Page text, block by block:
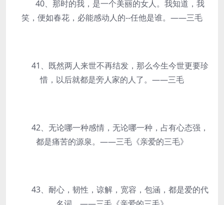
40、那时的我，是一个美丽的女人。我知道，我
笑，便如春花，必能感动人的--任他是谁。——三毛
41、既然两人来世不再结发，那么今生今世更要珍
惜，以后就都是旁人家的人了。——三毛
42、无论哪一种感情，无论哪一种，占有心态强，
都是痛苦的源泉。——三毛《亲爱的三毛》
43、耐心，韧性，谅解，宽容，包涵，都是爱的代